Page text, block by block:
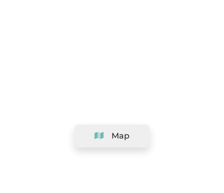
Map